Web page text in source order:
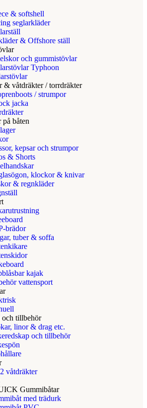
& softshell
seglarkläder
& Offshore ställ
och gummistövlar
Typhoon
& våtdräkter / torrdräkter
/ strumpor
jacka
båten
kepsar och strumpor
& Shorts
klockor & knivar
& regnkläder
brädor
tuber & soffa
kajak
vattensport
och tillbehör
linor & drag etc.
och tillbehör
våtdräkter
Gummibåtar
med trädurk